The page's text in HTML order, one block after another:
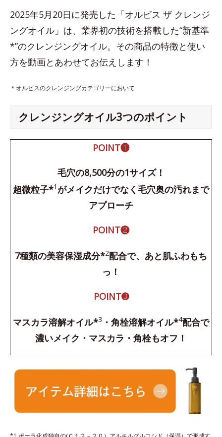
2025年5月20日に発売した「オルビス ザ クレンジ
ングオイル」は、業界初の技術を搭載した“新基準
*”のクレンジングオイル。その商品の特徴と使い
方を動画とあわせてお伝えします！
＊オルビスのクレンジングカテゴリーにおいて
クレンジングオイル3つのポイント
POINT❶
毛穴の8,500分の1サイズ！
超微粒子*1 がメイクだけでなく毛穴奥の汚れまで
アプローチ
POINT❷
7種類の美容保湿成分*2配合で、あと肌ふわもち
っ！
POINT➌
マスカラ溶解オイル*3 ・角栓溶解オイル*4配合で
濃いメイク・マスカラ・角栓もオフ！